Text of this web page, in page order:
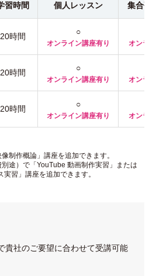
習時間 個人レッスン 集合研
20時間 ○
オンライン講座有り オンラ
20時間 ○
オンライン講座有り オンラ
20時間 ○
オンライン講座有り オンラ
制作概論」講座を追加できます。
途）で「YouTube 動画制作実習」または
実習」講座を追加できます。
貴社のご要望に合わせて受講可能